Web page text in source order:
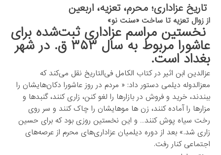
تاریخ عزاداری؛ محرم، تعزیه، اربعین
از زوال تعزیه تا ساخت «سنت نو»
نخستین مراسم عزاداری ثبت‌شده برای
عاشورا مربوط به سال ۳۵۳ ق. در شهر
بغداد است.
عزالدین ابن اثیر در کتاب الکامل فی‌التاریخ نقل می‌کند که
معزالدوله دیلمی دستور داد: « مردم در روز عاشورا دکان‌هایشان را
ببندند، خرید و فروش در بازارها را لغو کنن، زاری کنند، گنبدها و
مزارها را آماده کنند، زن ها موهایشان را چاک کنند و سر روی
رخت سیاه پوش کنند… و این نخستین روزی بود که برای حسین
زاری شد.» بعد از دوره دیلمیان عزاداری‌های محرم از عرصه‌های
اجتماعی کنار رفت.